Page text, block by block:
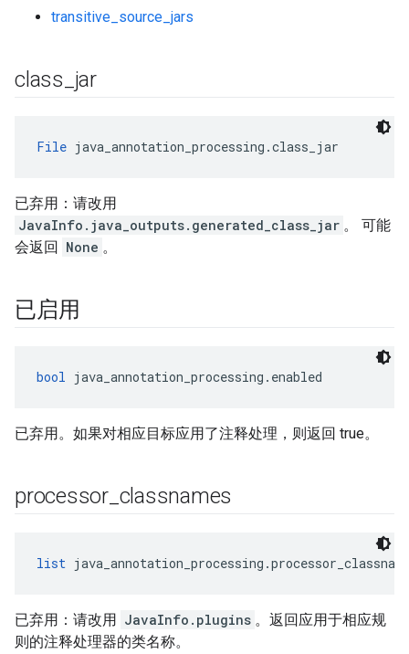
transitive_source_jars
class jar
File java_annotation_processing.class_jar
已弃用：请改用
JavaInfo.java_outputs.generated_class_jar 。 可能
会返回 None 。
已启用
bool java_annotation_processing.enabled
已弃用。如果对相应目标应用了注释处理，则返回 true。
processor_ classnames
list
已弃用：请改用 JavaInfo.plugins 。返回应用于相应规
则的注释处理器的类名称。